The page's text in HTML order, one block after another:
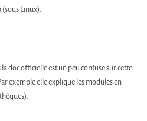
(sous Linux).
la doc officielle est un peu confuse sur cette
exemple elle explique les modules en